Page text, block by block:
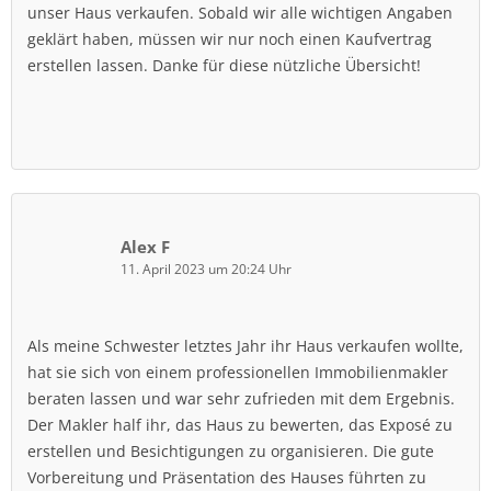
unser Haus verkaufen. Sobald wir alle wichtigen Angaben
geklärt haben, müssen wir nur noch einen Kaufvertrag
erstellen lassen. Danke für diese nützliche Übersicht!
Alex F
11. April 2023 um 20:24 Uhr
Als meine Schwester letztes Jahr ihr Haus verkaufen wollte,
hat sie sich von einem professionellen Immobilienmakler
beraten lassen und war sehr zufrieden mit dem Ergebnis.
Der Makler half ihr, das Haus zu bewerten, das Exposé zu
erstellen und Besichtigungen zu organisieren. Die gute
Vorbereitung und Präsentation des Hauses führten zu